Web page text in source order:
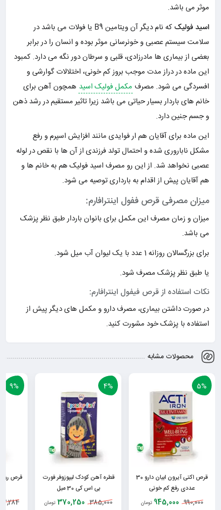
موثر می باشد.
اسید فولیک
که نام دیگر آن ویتامین B9 یا فولات می باشد در
سلامت سیستم عصبی و خونرسانی موثر بوده و انسان را در برابر
بعضی از بیماری ها مادرزادی، قلبی و سرطان دور نگه می دارد. کمبود
این ماده در دراز مدت موجب بروز کم خونی، اختلالات گوارشی و
افسردگی می شود. مصرف مکمل فولیک اسید همچون آهن برای
خانم های باردار بسیار حیاتی می باشد زیرا تاثیر مستقیم در رشد ذهن
و جسم جنین دارد.
این ماده برای آقایان هم ار فوایدی مانند افزایش اسپرم و رفع
مشکل ناباروری شده و احتمال تولد فرزندی از آن ها با نقص در لوله
عصبی نخواهد شد. از این رو مصرف اسید فولیک هم به خانم ها و
هم آقایان پیش از اقدام به بارداری توصیه می شود.
میزان مصرفی قرص ففول اینترافارم:
میزان و زمان مصرف این مکمل برای بانوان باردار طبق نظر پزشک
می باشد.
برای بزرگسالان روزانه 1 عدد با یک لیوان آب میل شود.
یا طبق نظر پزشک مصرف شود.
نکات استفاده از قرص فیفول اینترافارم:
در صورت داشتن بیماری، مصرف دارو و مکمل های دیگر پیش از
استفاده با پزشک خود مشورت کنید.
محصولات مشابه
5%
قرص اکتی آیرون ابیان دارو 30
عددی رفع کم خونی
990,000
945,000 تومان
4%
قطره آهن کودک لیپوزوفر فورت
بی اس کی 30 میل
385,000
370,250 تومان
9%
قرص